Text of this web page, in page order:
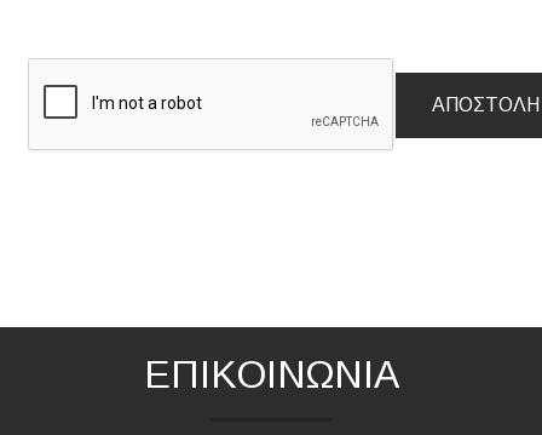
ΑΠΟΣΤΟΛΉ
ΕΠΙΚΟΙΝΩΝΙΑ